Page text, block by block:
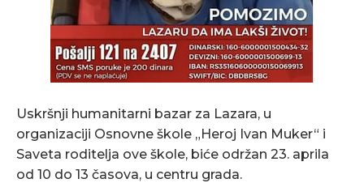
Uskršnji humanitarni bazar za Lazara, u
organizaciji Osnovne škole „Heroj Ivan Muker“ i
Saveta roditelja ove škole, biće održan 23. aprila
od 10 do 13 časova, u centru grada.